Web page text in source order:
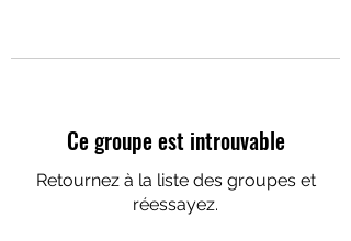
Ce groupe est introuvable
Retournez à la liste des groupes et
réessayez.